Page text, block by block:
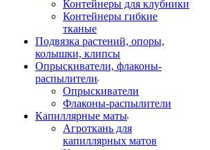
Контейнеры для клубники
Контейнеры гибкие
тканые
Подвязка растений, опоры,
колышки, клипсы
Опрыскиватели, флаконы-
распылители
Опрыскиватели
Флаконы-распылители
Капиллярные маты
Агроткань для
капиллярных матов